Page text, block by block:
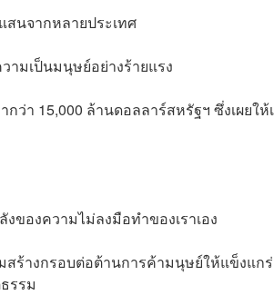
นจากหลายประเทศ
มเป็นมนุษย์อย่างร้ายแรง
า 15,000 ล้านดอลลาร์สหรัฐฯ ซึ่งเผยให้
ของความไม่ลงมือทำของเราเอง
ร้างกรอบต่อต้านการค้ามนุษย์ให้แข็งแกร่
รรม